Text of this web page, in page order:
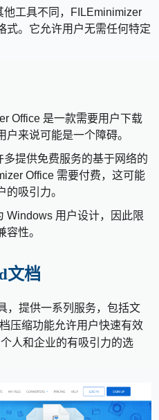
工具不同，FILEminimizer
式。它允许用户无需任何特定
Office 是一款需要用户下载
来说可能是一个障碍。
提供免费服务的基于网络的
Office 需要付费，这可能
吸引力。
Windows 用户设计，因此限
性。
文档
，提供一系列服务，包括文
压缩功能允许用户快速有效
人和企业的有吸引力的选